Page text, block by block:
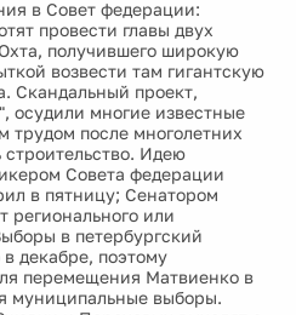
в Совет федерации:
провести главы двух
получившего широкую
возвести там гигантскую
Скандальный проект,
осудили многие известные
после многолетних
Идею
Совета федерации
в пятницу; Сенатором
регионального или
в петербургский
декабре, поэтому
перемещения Матвиенко в
муниципальные выборы.